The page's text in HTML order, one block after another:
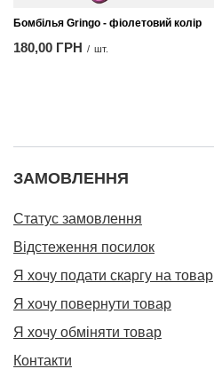
Бомбілья Gringo - фіолетовий колір
180,00 ГРН / шт.
ЗАМОВЛЕННЯ
Статус замовлення
Відстеження посилок
Я хочу подати скаргу на товар
Я хочу повернути товар
Я хочу обміняти товар
Контакти